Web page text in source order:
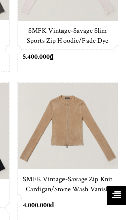
SMFK Vintage-Savage Slim
Sports Zip Hoodie/Fade Dye
5.400.000₫
SMFK Vintage-Savage Zip Knit
Cardigan/Stone Wash Vanish
4.000.000₫